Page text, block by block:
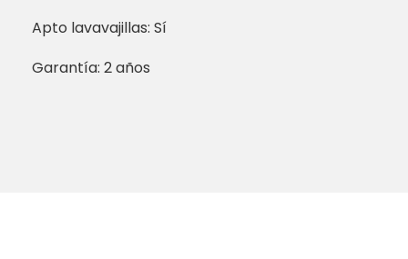
Apto lavavajillas: Sí
Garantía: 2 años